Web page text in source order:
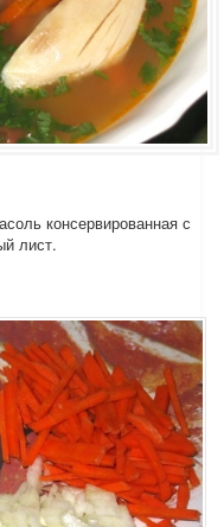
консервированная с
лист.